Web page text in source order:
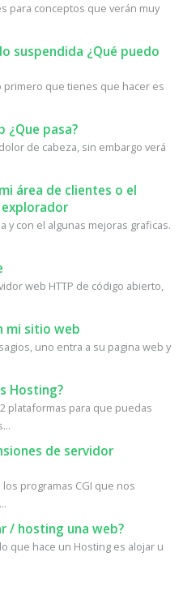
para conceptos que verán muy
suspendida ¿Qué puedo
que tienes que hacer es
¿Que pasa?
de cabeza, sin embargo verá
área de clientes o el
y con el algunas mejoras graficas.
web HTTP de código abierto,
mi sitio web
uno entra a su pagina web y
Hosting?
plataformas para que puedas
de servidor
programas CGI que nos
/ hosting una web?
que hace un Hosting es alojar u